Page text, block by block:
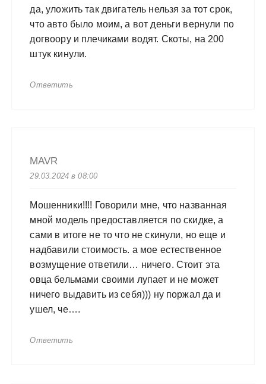
да, уложить так двигатель нельзя за тот срок,
что авто было моим, а вот деньги вернули по
догвоору и плечиками водят. Скоты, на 200
штук кинули.
Ответить
MAVR
29.03.2024 в 08:00
Мошенники!!!! Говорили мне, что названная
мной модель предоставляется по скидке, а
сами в итоге не то что не скинули, но еще и
надбавили стоимость. а мое естественное
возмущение ответили… ничего. Стоит эта
овца бельмами своими лупает и не может
ничего выдавить из себя))) ну поржал да и
ушел, че….
Ответить